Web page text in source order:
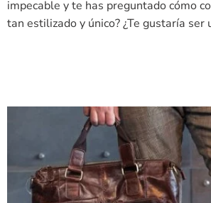
impecable y te has preguntado cómo
tan estilizado y único? ¿Te gustaría ser